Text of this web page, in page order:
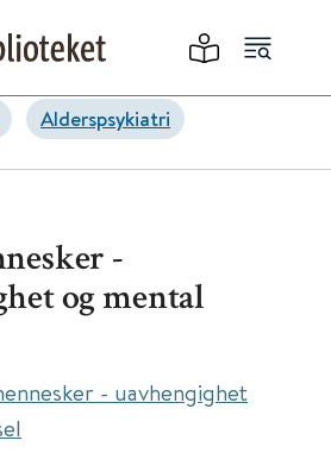
Alderspsykiatri
-
og mental
- uavhengighet